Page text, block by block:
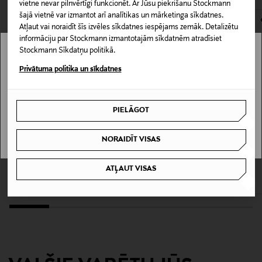
vietne nevar pilnvērtīgi funkcionēt. Ar Jūsu piekrišanu Stockmann
šajā vietnē var izmantot arī analītikas un mārketinga sīkdatnes.
Atļaut vai noraidīt šīs izvēles sīkdatnes iespējams zemāk. Detalizētu
informāciju par Stockmann izmantotajām sīkdatnēm atradīsiet
Stockmann Sīkdatņu politikā.
Privātuma politika un sīkdatnes
PIELĀGOT
NORAIDĪT VISAS
ATĻAUT VISAS
98% poliesters, 2% elastāns
Kopšanas instrukcijas
Krāsa
154031TCX WINDSURFER
GANT
LAUREN RALPH LAUREN
Kleita
Stockmann nav pieejams tavā valstī.
I UNDERSTAND